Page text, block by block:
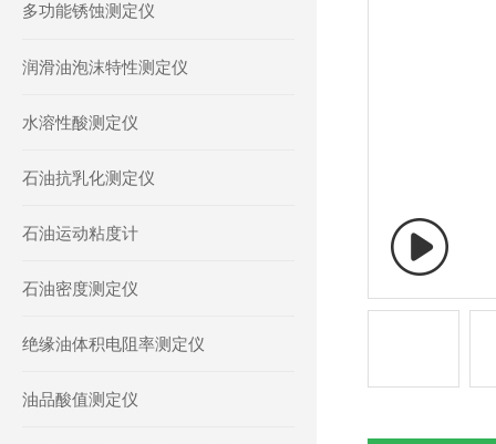
多功能锈蚀测定仪
润滑油泡沫特性测定仪
水溶性酸测定仪
石油抗乳化测定仪
石油运动粘度计
石油密度测定仪
绝缘油体积电阻率测定仪
油品酸值测定仪